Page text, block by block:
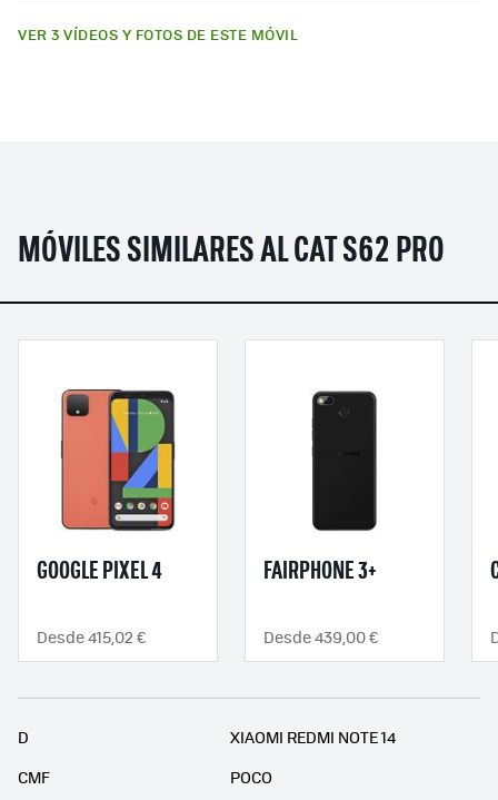
VER 3 VÍDEOS Y FOTOS DE ESTE MÓVIL
MÓVILES SIMILARES AL CAT S62 PRO
GOOGLE PIXEL 4
Desde 415,02 €
FAIRPHONE 3+
Desde 439,00 €
D
XIAOMI REDMI NOTE 14
CMF
POCO